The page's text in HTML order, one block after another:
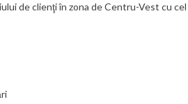
de clienţi în zona de Centru-Vest cu